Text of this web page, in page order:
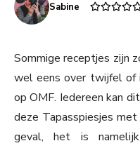
Sabine
Sommige receptjes zijn
wel eens over twijfel of
op OMF. Iedereen kan
deze Tapasspiesjes
geval, het is